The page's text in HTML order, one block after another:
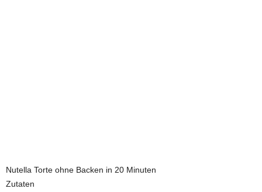
Nutella Torte ohne Backen in 20 Minuten
Zutaten